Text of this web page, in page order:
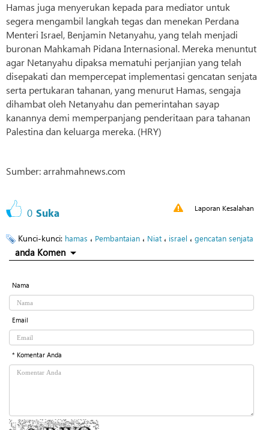
Hamas juga menyerukan kepada para mediator untuk
segera mengambil langkah tegas dan menekan Perdana
Menteri Israel, Benjamin Netanyahu, yang telah menjadi
buronan Mahkamah Pidana Internasional. Mereka menuntut
agar Netanyahu dipaksa mematuhi perjanjian yang telah
disepakati dan mempercepat implementasi gencatan senjata
serta pertukaran tahanan, yang menurut Hamas, sengaja
dihambat oleh Netanyahu dan pemerintahan sayap
kanannya demi memperpanjang penderitaan para tahanan
Palestina dan keluarga mereka. (HRY)
Sumber: arrahmahnews.com
0 Suka Laporan Kesalahan
Kunci-kunci: hamas ، Pembantaian ، Niat ، israel ، gencatan senjata
anda Komen
Nama
Email
* Komentar Anda